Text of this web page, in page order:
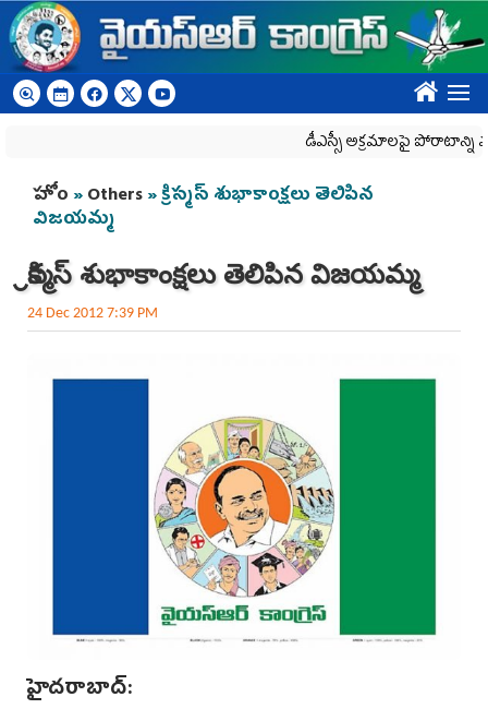
Skip to main content
????
డీఎస్సీ అక్రమాలపై పోరాటాన్ని
You are here
హోం »Others» క్రిస్మస్ శుభాకాంక్షలు తెలిపిన
విజయమ్మ
క్రిస్మస్ శుభాకాంక్షలు తెలిపిన విజయమ్మ
24 Dec 2012 7:39 PM
హైదరాబాద్: